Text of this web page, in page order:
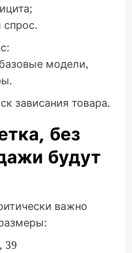
модели,
зависания товара.
без
будут
важно
39